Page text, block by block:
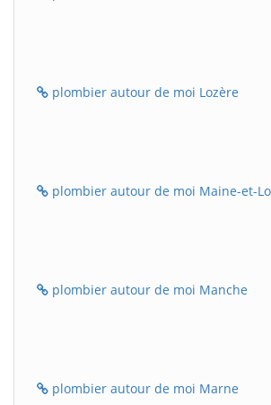
plombier autour de moi Lozère
plombier autour de moi Maine-et-
plombier autour de moi Manche
plombier autour de moi Marne